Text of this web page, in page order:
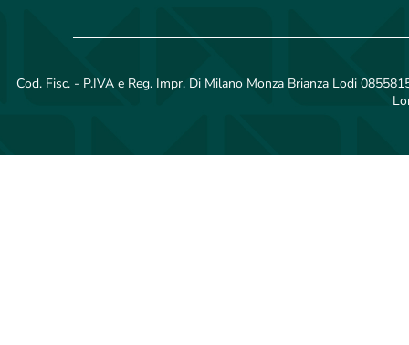
Cod. Fisc. - P.IVA e Reg. Impr. Di Milano Monza Brianza Lodi